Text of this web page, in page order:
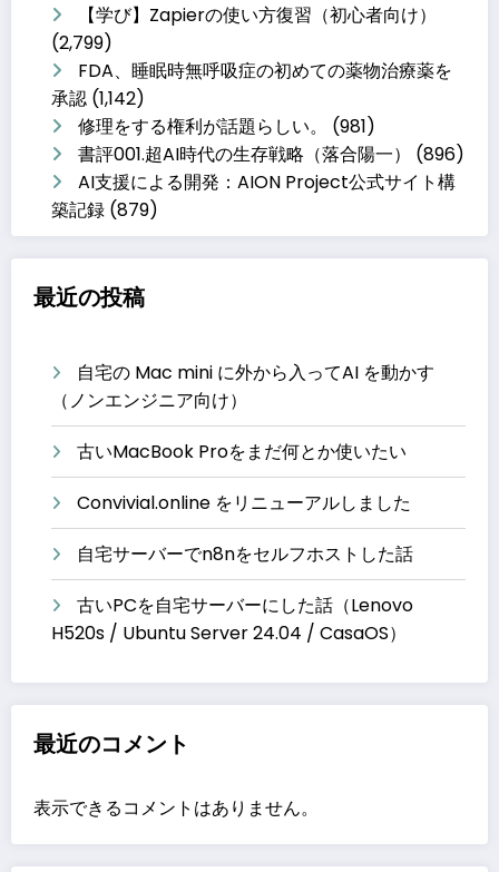
【学び】Zapierの使い方復習（初心者向け）
(2,799)
FDA、睡眠時無呼吸症の初めての薬物治療薬を
承認 (1,142)
修理をする権利が話題らしい。
(981)
書評001.超AI時代の生存戦略（落合陽一）
(896)
AI支援による開発：AION Project公式サイト構
築記録 (879)
最近の投稿
自宅の Mac mini に外から入ってAI を動かす
（ノンエンジニア向け）
古いMacBook Proをまだ何とか使いたい
Convivial.online をリニューアルしました
自宅サーバーでn8nをセルフホストした話
古いPCを自宅サーバーにした話（Lenovo
H520s / Ubuntu Server 24.04 / CasaOS）
最近のコメント
表示できるコメントはありません。